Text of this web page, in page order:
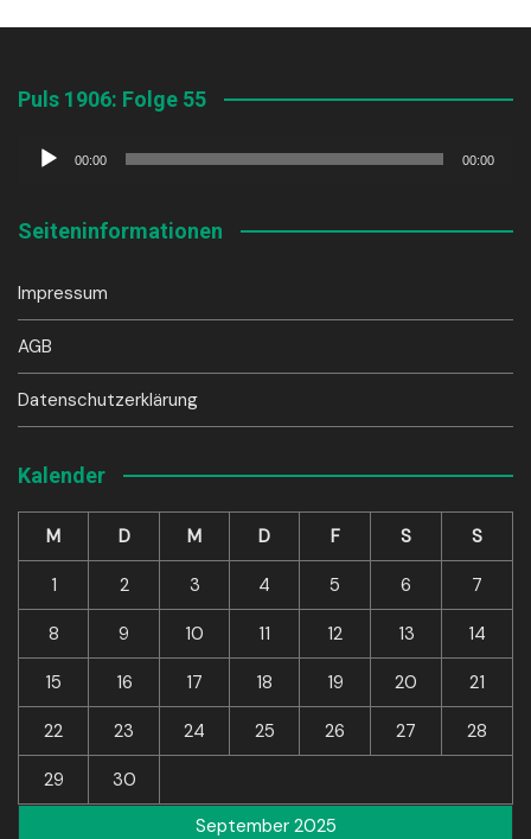
Puls 1906: Folge 55
Audio-
00:00 00:00
Seiteninformationen
Impressum
AGB
Datenschutzerklärung
Kalender
September 2025
M D M D F S S
1 2 3 4 5 6 7
8 9 10 11 12 13 14
15 16 17 18 19 20 21
22 23 24 25 26 27 28
29 30